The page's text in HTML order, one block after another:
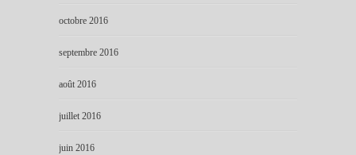
octobre 2016
septembre 2016
août 2016
juillet 2016
juin 2016